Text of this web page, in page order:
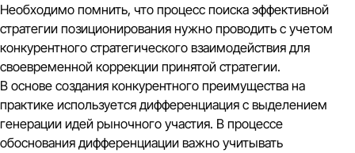
Необходимо помнить, что процесс поиска эффективной
стратегии позиционирования нужно проводить с учетом
конкурентного стратегического взаимодействия для
своевременной коррекции принятой стратегии.
В основе создания конкурентного преимущества на
практике используется дифференциация с выделением
генерации идей рыночного участия. В процессе
обоснования дифференциации важно учитывать